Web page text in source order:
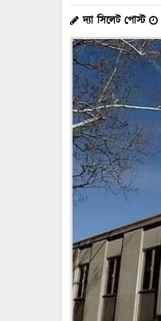
দ্যা সিলেট পোস্ট